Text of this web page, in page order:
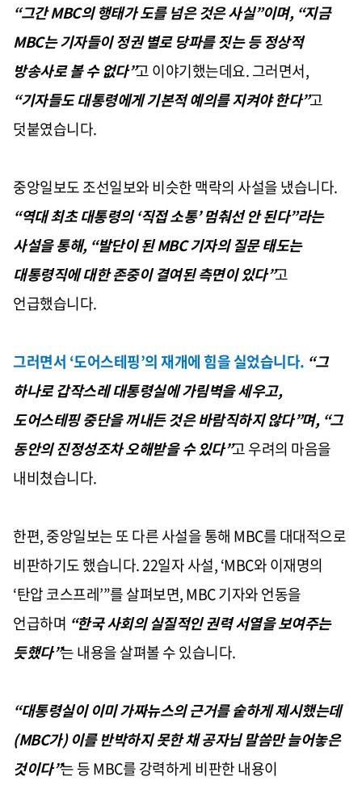
“그간MBC의 행태가 도를 넘은 것은 사실”이며, “지금
MBC는 기자들이 정권 별로 당파를 짓는 등 정상적
방송사로 볼 수 없다”고 이야기했는데요.그러면서,
“기자들도 대통령에게 기본적 예의를 지켜야 한다”고
덧붙였습니다.
중앙일보도 조선일보와 비슷한 맥락의 사설을 냈습니다.
“역대 최초 대통령의‘직접 소통’멈춰선 안 된다”라는
사설을 통해, “발단이 된MBC기자의 질문 태도는
대통령직에 대한 존중이 결여된 측면이 있다”고
언급했습니다.
그러면서 ‘도어스테핑’의 재개에 힘을 실었습니다. “그
하나로 갑작스레 대통령실에 가림벽을 세우고,
도어스테핑 중단을 꺼내든 것은 바람직하지 않다”며, “그
동안의 진정성조차 오해받을 수 있다”고 우려의 마음을
내비쳤습니다.
한편,중앙일보는 또 다른 사설을 통해 MBC를 대대적으로
비판하기도 했습니다. 22일자 사설, ‘MBC와 이재명의
‘탄압 코스프레’”를 살펴보면, MBC기자와 언동을
언급하며 “한국 사회의 실질적인 권력 서열을 보여주는
듯했다”는 내용을 살펴볼 수 있습니다.
“대통령실이 이미 가짜뉴스의 근거를 숱하게 제시했는데
(MBC가)이를 반박하지 못한 채 공자님 말씀만 늘어놓은
것이다”는 등MBC를 강력하게 비판한 내용이